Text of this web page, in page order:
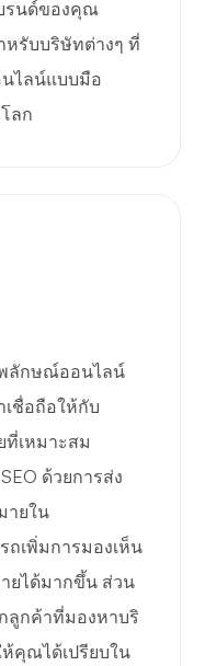
รนด์ของคุณ
หรับบริษัทต่างๆ ที่
นไลน์แบบมือ
ลก
พลักษณ์ออนไลน์
ชื่อถือให้กับ
เหมาะสม
ด้วยการส่ง
ายใน
เพิ่มการมองเห็น
ยได้มากขึ้น ส่วน
ลูกค้าที่มองหาบริ
ห้คุณได้เปรียบใน